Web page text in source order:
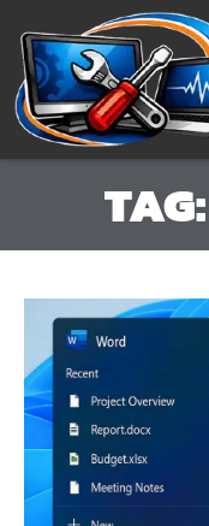
content